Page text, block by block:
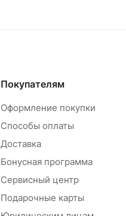
Покупателям
Оформление покупки
Способы оплаты
Доставка
Бонусная программа
Сервисный центр
Подарочные карты